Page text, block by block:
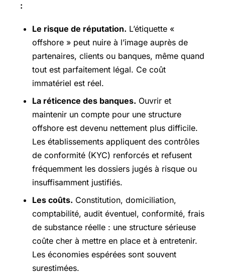
:
Le risque de réputation. L’étiquette «
offshore » peut nuire à l’image auprès de
partenaires, clients ou banques, même quand
tout est parfaitement légal. Ce coût
immatériel est réel.
La réticence des banques. Ouvrir et
maintenir un compte pour une structure
offshore est devenu nettement plus difficile.
Les établissements appliquent des contrôles
de conformité (KYC) renforcés et refusent
fréquemment les dossiers jugés à risque ou
insuffisamment justifiés.
Les coûts. Constitution, domiciliation,
comptabilité, audit éventuel, conformité, frais
de substance réelle : une structure sérieuse
coûte cher à mettre en place et à entretenir.
Les économies espérées sont souvent
surestimées.